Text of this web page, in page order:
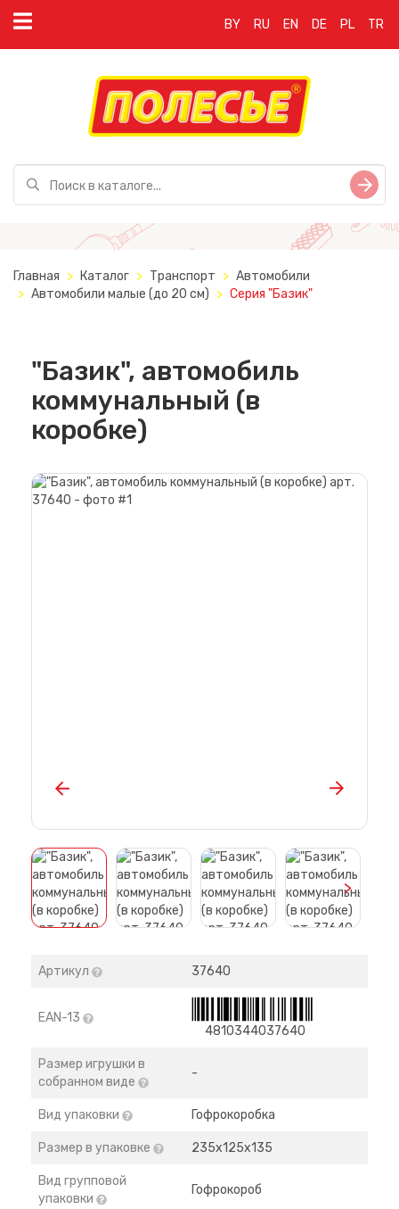
BY RU EN DE PL TR
Главная Каталог Транспорт
Автомобили
Автомобили малые (до 20 см)
Серия "Базик"
"Базик", автомобиль
коммунальный (в
коробке)
>
Артикул 37640
EAN-13
4810344037640
Размер игрушки в
собранном виде
-
Вид упаковки Гофрокоробка
Размер в упаковке 235х125х135
Вид групповой
упаковки
Гофрокороб